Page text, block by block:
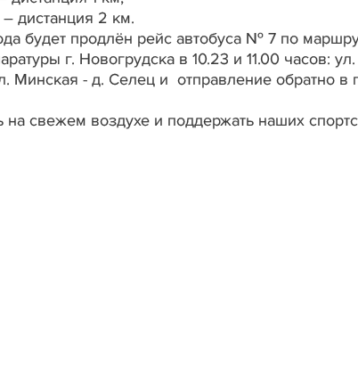
дистанция 2 км.
будет продлён рейс автобуса № 7 по
г. Новогрудска в 10.23 и 11.00 часов:
Минская - д. Селец и отправление обратно в
свежем воздухе и поддержать наших